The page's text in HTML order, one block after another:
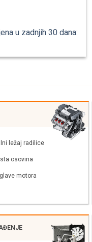
u zadnjih 30 dana:
ležaj radilice
osovina
motora